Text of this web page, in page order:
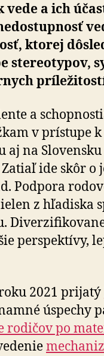
a ich
ktorej
stereotypov,
a
v prístupe
aj na
Zatiaľ ide skôr
Podpora
z hľadiska
perspektívy,
2021 prijatý
úspechy
rodičov po